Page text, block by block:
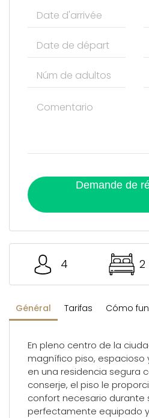
4 2
Général Tarifas Cómo
En pleno centro de la
magnífico piso, espacioso
en una residencia segura
conserje, el piso le
confort necesario durante
perfectamente equipado
Demande de